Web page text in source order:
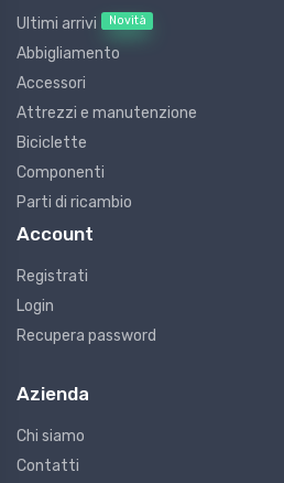
Ultimi arrivi Novità
Abbigliamento
Accessori
Attrezzi e manutenzione
Biciclette
Componenti
Parti di ricambio
Account
Registrati
Login
Recupera password
Azienda
Chi siamo
Contatti